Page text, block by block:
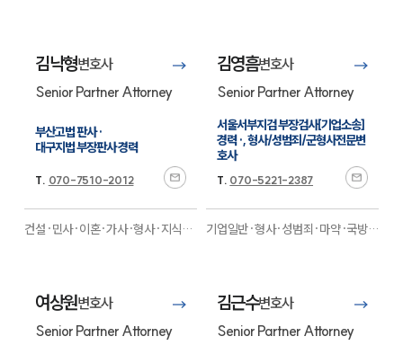
고객후기
NEWS
언론보도
공지사항
법률서식
뉴스레터/브로슈어
대륜법률상담예약
김낙형변호사
Senior Partner Attorney
부산고법 판사 ·
대구지법 부장판사 경력
T. 070-7510-2012
건설·민사·이혼·가사·형사·지식재
김영흠변호사
Senior Partner Attorney
서울서부지검 부장검사[기업소송]
경력 ·, 형사/성범죄/군형사전문변
호사
T. 070-5221-2387
기업일반·형사·성범죄·마약·국방군
여상원변호사
Senior Partner Attorney
김근수변호사
Senior Partner Attorney